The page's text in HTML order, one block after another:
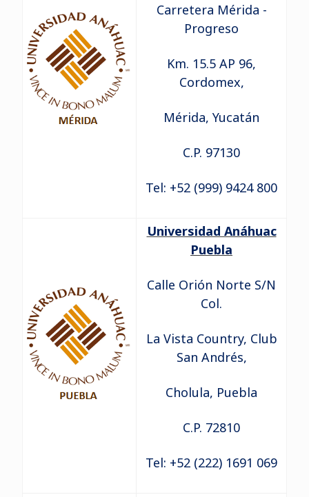
Carretera Mérida -
Progreso
Km. 15.5 AP 96,
Cordomex,
Mérida, Yucatán
C.P. 97130
Tel: +52 (999) 9424 800
Universidad Anáhuac
Puebla
Calle Orión Norte S/N
Col.
La Vista Country, Club
San Andrés,
Cholula, Puebla
C.P. 72810
Tel: +52 (222) 1691 069